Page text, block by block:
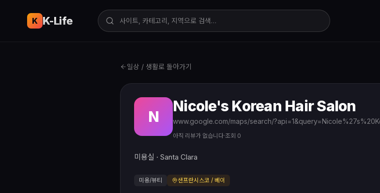
K K-Life
일상 / 생활로 돌아가기
N
Nicole's Korean Hair Salon
아직 리뷰가 없습니다·조회 0
미용실 · Santa Clara
미용/뷰티 샌프란시스코 / 베이